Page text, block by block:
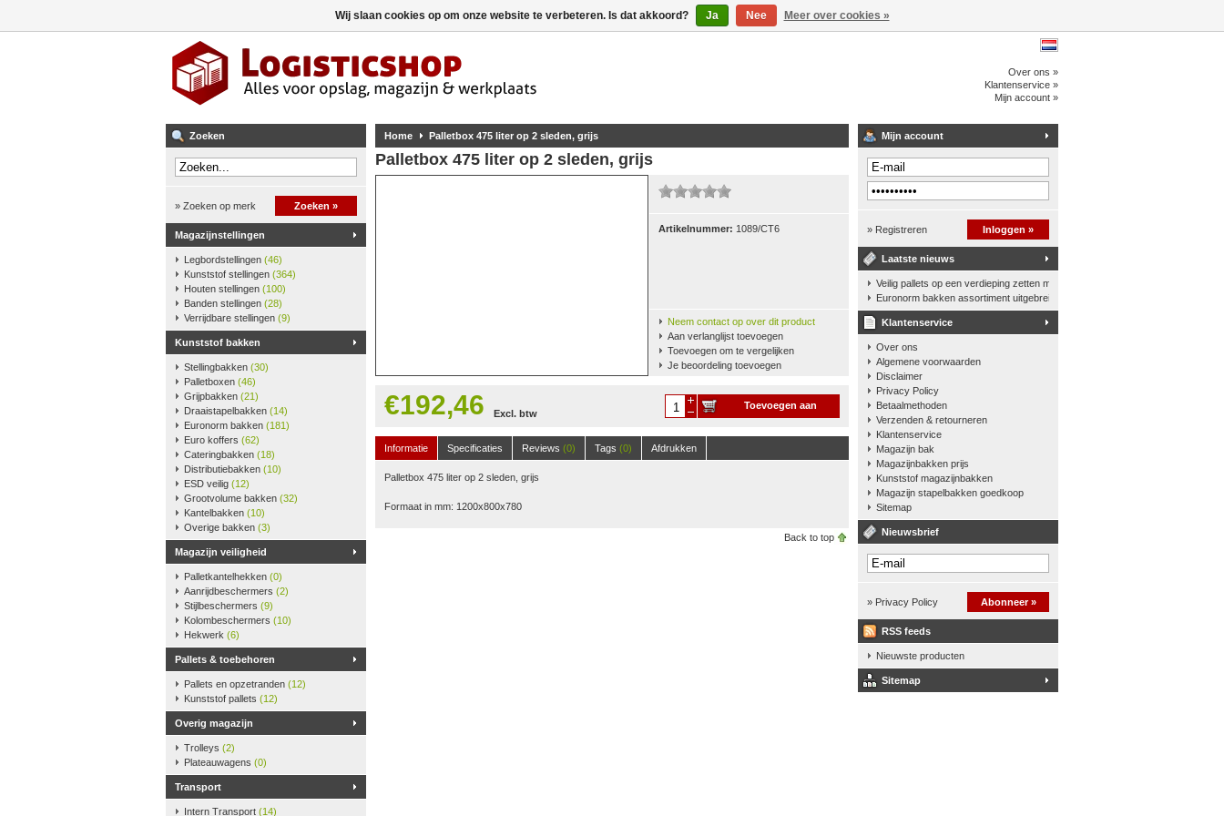
Over ons »
Klantenservice »
Mijn account »
Zoeken
» Zoeken op merk Zoeken »
Magazijnstellingen
Legbordstellingen (46)
Kunststof stellingen (364)
Houten stellingen (100)
Banden stellingen (28)
Verrijdbare stellingen (9)
Kunststof bakken
Stellingbakken (30)
Palletboxen (46)
Grijpbakken (21)
Draaistapelbakken (14)
Euronorm bakken (181)
Euro koffers (62)
Cateringbakken (18)
Distributiebakken (10)
ESD veilig (12)
Grootvolume bakken (32)
Kantelbakken (10)
Overige bakken (3)
Magazijn veiligheid
Palletkantelhekken (0)
Aanrijdbeschermers (2)
Stijlbeschermers (9)
Kolombeschermers (10)
Hekwerk (6)
Pallets & toebehoren
Pallets en opzetranden (12)
Kunststof pallets (12)
Overig magazijn
Trolleys (2)
Plateauwagens (0)
Transport
Intern Transport (14)
Home Palletbox 475 liter op 2 sleden, grijs
Palletbox 475 liter op 2 sleden, grijs
Artikelnummer: 1089/CT6
Neem contact op over dit product
Aan verlanglijst toevoegen
Toevoegen om te vergelijken
Je beoordeling toevoegen
€192,46 Excl. btw
Toevoegen aan
Informatie
Specificaties Reviews (0) Tags (0) Afdrukken
Palletbox 475 liter op 2 sleden, grijs
Formaat in mm: 1200x800x780
Back to top
Mijn account
» Registreren Inloggen »
Laatste nieuws
Veilig pallets op een verdieping zetten met een palletkantelhek
Euronorm bakken assortiment uitgebreid
Klantenservice
Over ons
Algemene voorwaarden
Disclaimer
Privacy Policy
Betaalmethoden
Verzenden & retourneren
Klantenservice
Magazijn bak
Magazijnbakken prijs
Kunststof magazijnbakken
Magazijn stapelbakken goedkoop
Sitemap
Nieuwsbrief
» Privacy Policy Abonneer »
RSS feeds
Nieuwste producten
Sitemap
Wij slaan cookies op om onze website te verbeteren. Is dat akkoord? Ja Nee Meer over cookies »